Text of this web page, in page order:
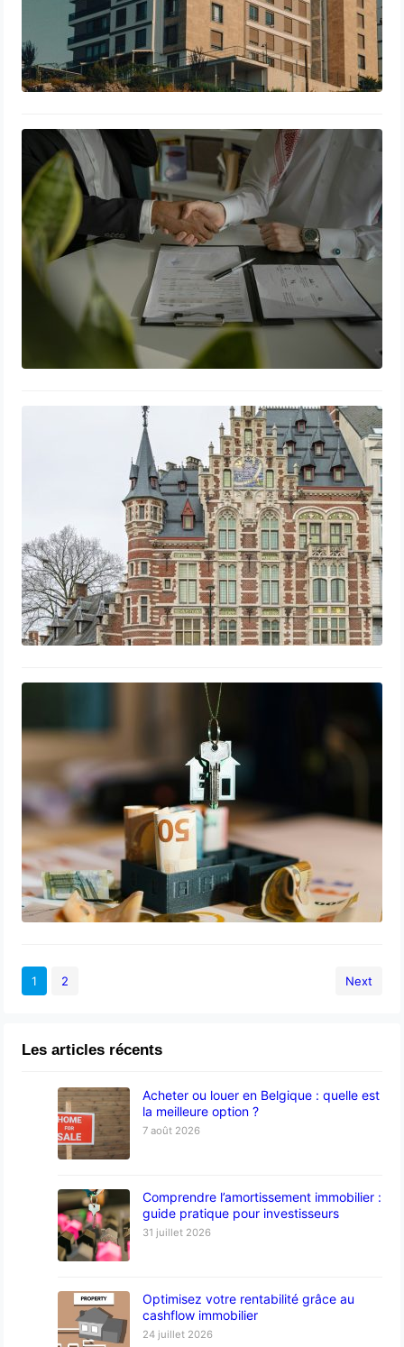
Maîtriser l’art de la négociation pour
un achat immobilier réussi
29 mai 2026
Comprendre les variations de prix
immobilier à Bruxelles selon les
communes
15 mai 2026
Refuser une offre d’achat immobilière
: quand et comment le faire ?
1 2 Next
Les articles récents
Acheter ou louer en Belgique : quelle est
la meilleure option ?
7 août 2026
Comprendre l’amortissement immobilier :
guide pratique pour investisseurs
31 juillet 2026
Optimisez votre rentabilité grâce au
cashflow immobilier
24 juillet 2026